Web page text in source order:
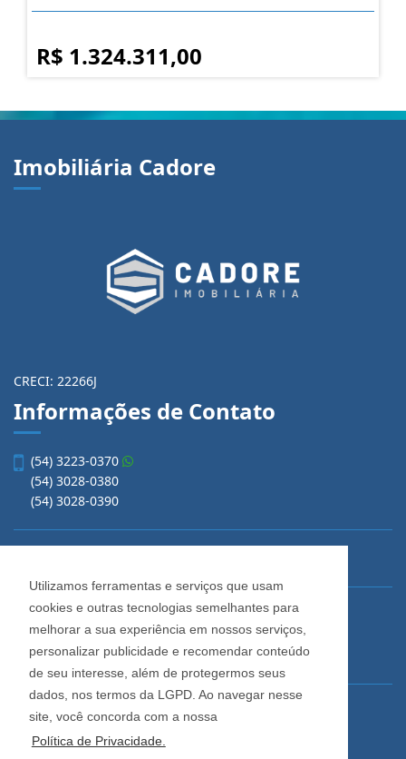
Utilizamos ferramentas e serviços que usam
cookies e outras tecnologias semelhantes para
melhorar a sua experiência em nossos serviços,
personalizar publicidade e recomendar conteúdo
de seu interesse, além de protegermos seus
dados, nos termos da LGPD. Ao navegar nesse
site, você concorda com a nossa
Política de Privacidade.
R$ 1.324.311,00
Imobiliária Cadore
CRECI: 22266J
Informações de Contato
(54) 3223-0370
(54) 3028-0380
(54) 3028-0390
Imobiliária Cadore
Rua Os Dezoito do Forte, 1622, Centro
Caxias do Sul - Rio Grande do Sul
Horário de Atendimento
De segunda a sexta-feira
Das 08:30 às 12:00 e das 13:30 às 18:00